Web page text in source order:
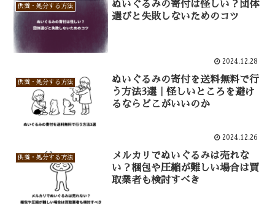
供養・処分する方法
ぬいぐるみの寄付は怪しい？団体
選びと失敗しないためのコツ
2024.12.28
供養・処分する方法
ぬいぐるみの寄付を送料無料で行
う方法3選｜怪しいところを避け
るならどこがいいのか
2024.12.26
供養・処分する方法
メルカリでぬいぐるみは売れな
い？梱包や圧縮が難しい場合は買
取業者も検討すべき